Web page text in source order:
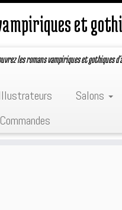
et
les romans vampiriques et gothiques
Salons
Commandes